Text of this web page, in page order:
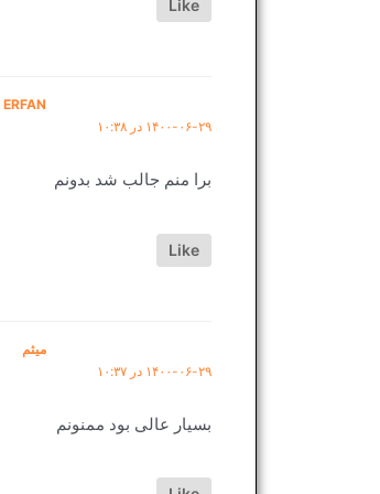
Like
ERFAN
۱۴۰۰-۰۶-۲۹ در ۱۰:۳۸
برا منم جالب شد بدونم
Like
میثم
۱۴۰۰-۰۶-۲۹ در ۱۰:۳۷
بسیار عالی بود ممنونم